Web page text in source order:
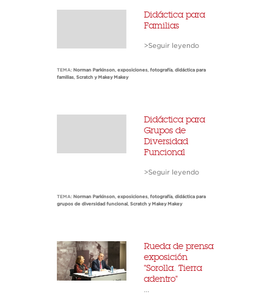
Didáctica para
Familias
>Seguir leyendo
TEMA: Norman Parkinson, exposiciones, fotografía, didáctica para
familias, Scratch y Makey Makey
Didáctica para
Grupos de
Diversidad
Funcional
>Seguir leyendo
TEMA: Norman Parkinson, exposiciones, fotografía, didáctica para
grupos de diversidad funcional , Scratch y Makey Makey
Rueda de prensa
exposición
"Sorolla. Tierra
adentro"